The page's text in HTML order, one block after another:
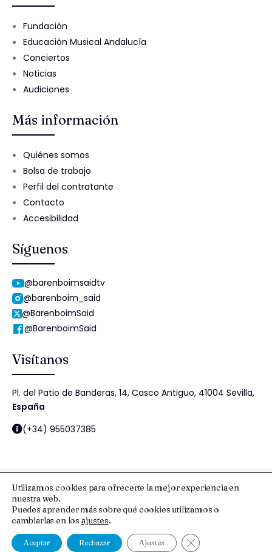
Fundación
Educación Musical Andalucía
Conciertos
Noticias
Audiciones
Más información
Quiénes somos
Bolsa de trabajo
Perfil del contratante
Contacto
Accesibilidad
Síguenos
@barenboimsaidtv
@barenboim_said
@BarenboimSaid
@BarenboimSaid
Visítanos
Pl. del Patio de Banderas, 14, Casco Antiguo, 41004 Sevilla,
España
(+34) 955037385
© 2025 Fundación Barenboim-Said
Aviso Legal y Protección de Datos
Política de cookiesPolítica de Seguridad de la Información
Utilizamos cookies para ofrecerte la mejor experiencia en
nuestra web.
Puedes aprender más sobre qué cookies utilizamos o
cambiarlas en los ajustes.
Aceptar Rechazar Ajustes Cerrar el banner de